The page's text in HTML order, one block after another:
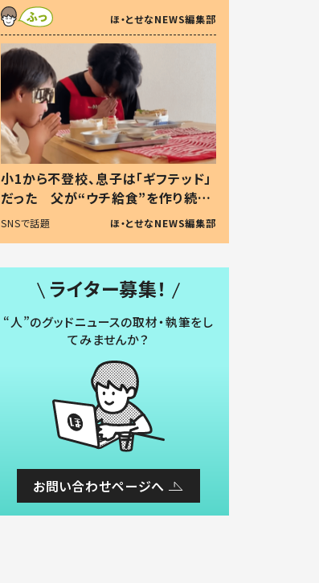
察した母の投稿に「可愛いから許
す！」「現行犯〜」
ほ・とせなNEWS編集部
小1から不登校、息子は「ギフテッド」
だった 父が“ウチ給食”を作り続け
る理由とは #令和の親 #令和の子
SNSで話題 ほ・とせなNEWS編集部
ライター募集！
“人”のグッドニュースの取材・執筆をし
てみませんか？
お問い合わせページへ